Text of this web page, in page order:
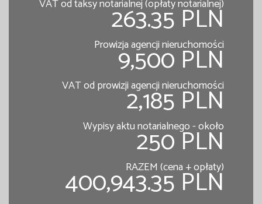
VAT od taksy notarialnej (opłaty notarialnej)
263.35 PLN
Prowizja agencji nieruchomości
9,500 PLN
VAT od prowizji agencji nieruchomości
2,185 PLN
Wypisy aktu notarialnego - około
250 PLN
RAZEM (cena + opłaty)
400,943.35 PLN